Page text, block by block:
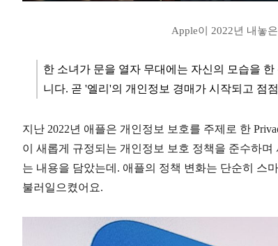
Apple이 2022년 내놓
한 소녀가 문을 열자 무대에는 자신의 모습을
니다. 곧 '엘리'의 개인정보 경매가 시작되고 점
지난 2022년 애플은 개인정보 보호를 주제로 한
이 새롭게 규정되는 개인정보 보호 정책을 준수하
는 내용을 담았는데. 애플의 정책 변화는 단순히 스
불러일으켰어요.